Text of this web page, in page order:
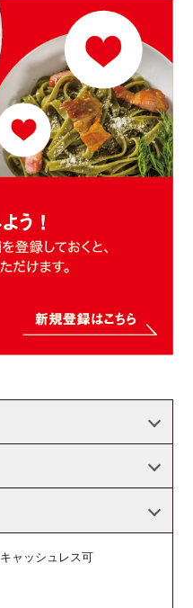
キャッシュレス可